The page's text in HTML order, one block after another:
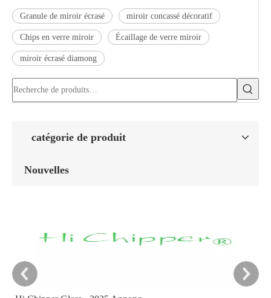
Granule de miroir écrasé miroir concassé décoratif
Chips en verre miroir Écaillage de verre miroir
miroir écrasé diamong
catégorie de produit
Nouvelles